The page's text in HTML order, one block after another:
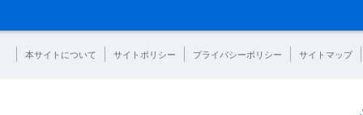
本サイトについて サイトポリシー プライバシーポリシー サイトマップ